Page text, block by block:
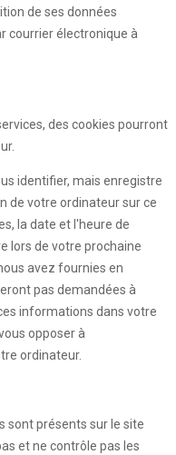
de ses données
courrier électronique à
des cookies pourront
identifier, mais enregistre
de votre ordinateur sur ce
la date et l'heure de
lors de votre prochaine
avez fournies en
pas demandées à
informations dans votre
opposer à
ordinateur.
sont présents sur le site
et ne contrôle pas les